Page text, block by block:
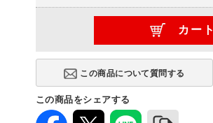
この商品をシェアする